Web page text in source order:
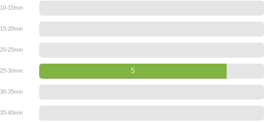
10-15min
15-20min
20-25min
25-30min 5
30-35min
35-40min